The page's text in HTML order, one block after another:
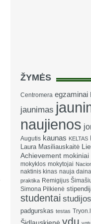
ŽYMĖS
Centromera egzaminai
jaunimas
naujienos
Augutis kaunas KELTAS
Laura Masiliauskaitė
Achievement mokiniai
mokyklos mokytojai
naktinis kinas nauja daina
praktika Remigijus
Simona Pilkienė
studentai studijos
padgurskas testas
vdu